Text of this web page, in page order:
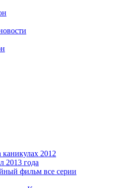
2012
2013 года
фильм все серии